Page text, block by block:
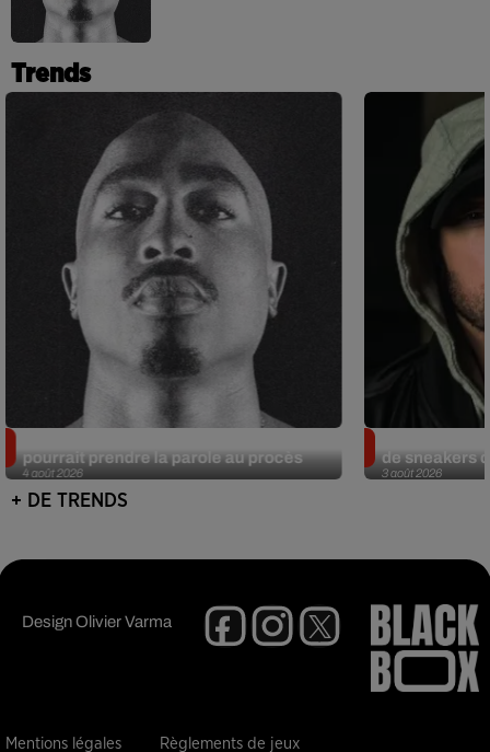
Trends
4 août 2026
pourrait prendre la parole au procès
3 août 2026
de sneakers
+ DE TRENDS
DesignOlivier Varma
Mentions légales Règlements de jeux